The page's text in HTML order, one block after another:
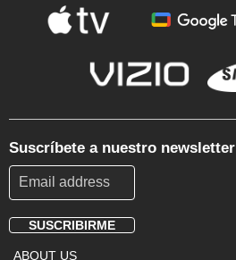
Suscríbete a nuestro newsletter
SUSCRIBIRME
ABOUT US